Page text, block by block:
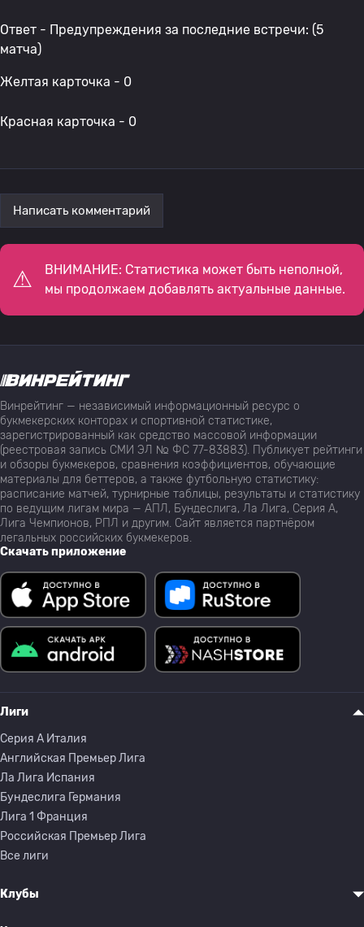
Ответ - Предупреждения за последние встречи: (5
матча)
Желтая карточка - 0
Красная карточка - 0
Написать комментарий
ВНИМАНИЕ: Статистика может быть неполной,
мы продолжаем добавлять актуальные данные.
Винрейтинг — независимый информационный ресурс о
букмекерских конторах и спортивной статистике,
зарегистрированный как средство массовой информации
(реестровая запись СМИ ЭЛ № ФС 77-83883). Публикует рейтинги
и обзоры букмекеров, сравнения коэффициентов, обучающие
материалы для беттеров, а также футбольную статистику:
расписание матчей, турнирные таблицы, результаты и статистику
по ведущим лигам мира — АПЛ, Бундеслига, Ла Лига, Серия А,
Лига Чемпионов, РПЛ и другим. Сайт является партнёром
легальных российских букмекеров.
Скачать приложение
Лиги
Серия A Италия
Английская Премьер Лига
Ла Лига Испания
Бундеслига Германия
Лига 1 Франция
Российская Премьер Лига
Все лиги
Клубы